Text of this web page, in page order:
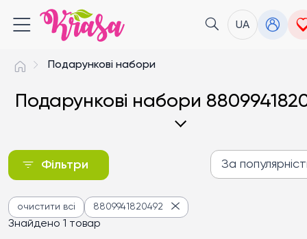
UA
Подарункові набори
Подарункові набори
Фільтри За
За популярністю
Від дешевих до
Знайдено 1 товар
очистити всі 8809941820492